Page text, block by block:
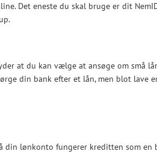
Det eneste du skal bruge er dit
at du kan vælge at ansøge om små
din bank efter et lån, men blot lave
lønkonto fungerer kreditten som